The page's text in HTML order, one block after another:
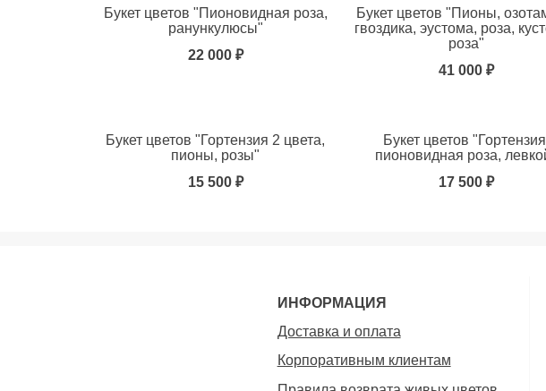
Букет цветов "Пионовидная роза,
ранункулюсы"
22 000 ₽
Букет цветов "Пионы,
гвоздика, эустома, роза,
роза"
41 000 ₽
Букет цветов "Гортензия 2 цвета,
пионы, розы"
15 500 ₽
Букет цветов
пионовидная роза,
17 500 ₽
ИНФОРМАЦИЯ
Доставка и оплата
Корпоративным клиентам